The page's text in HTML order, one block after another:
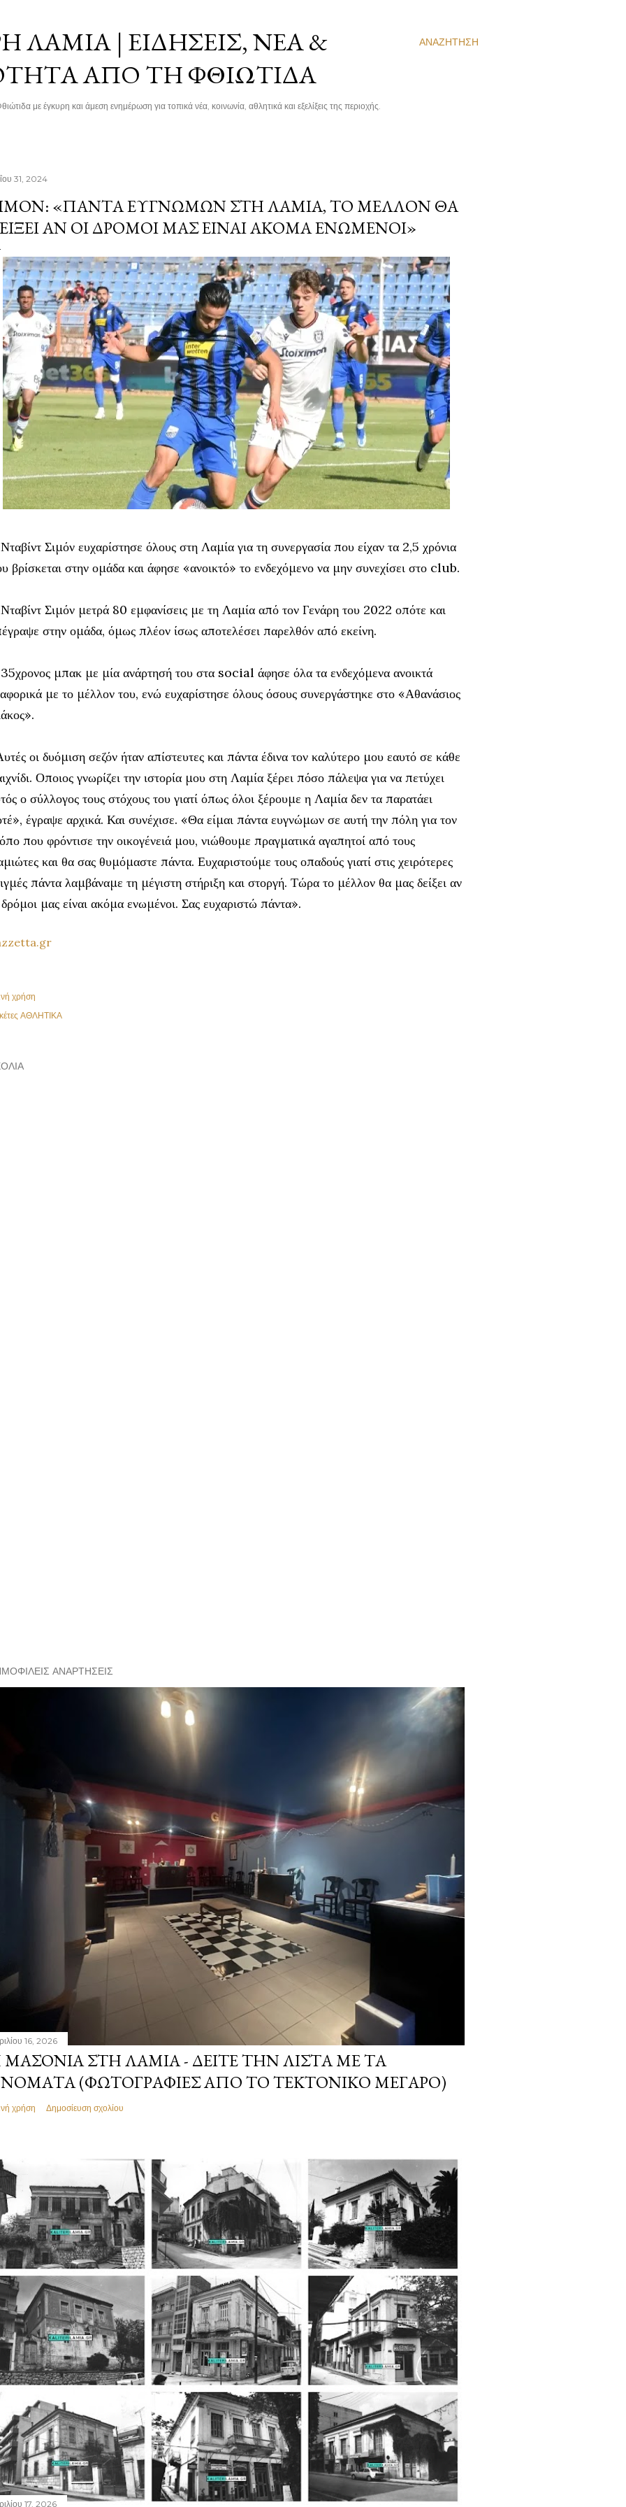
ΑΝΑΖΉΤΗΣΗ
ΛΑΜΊΑ | ΕΙΔΉΣΕΙΣ, ΝΈΑ &
ΑΠΌ ΤΗ ΦΘΙΏΤΙΔΑ
με έγκυρη και άμεση ενημέρωση για τοπικά νέα, κοινωνία, αθλητικά και εξελίξεις της περιοχής.
31, 2024
«ΠΆΝΤΑ ΕΥΓΝΏΜΩΝ ΣΤΗ ΛΑΜΊΑ, ΤΟ ΜΈΛΛΟΝ ΘΑ
ΑΝ ΟΙ ΔΡΌΜΟΙ ΜΑΣ ΕΊΝΑΙ ΑΚΌΜΑ ΕΝΩΜΈΝΟΙ»
Σιμόν ευχαρίστησε όλους στη Λαμία για τη συνεργασία που είχαν τα 2,5 χρόνια
βρίσκεται στην ομάδα και άφησε «ανοικτό» το ενδεχόμενο να μην συνεχίσει στο club.
Σιμόν μετρά 80 εμφανίσεις με τη Λαμία από τον Γενάρη του 2022 οπότε και
στην ομάδα, όμως πλέον ίσως αποτελέσει παρελθόν από εκείνη.
μπακ με μία ανάρτησή του στα social άφησε όλα τα ενδεχόμενα ανοικτά
με το μέλλον του, ενώ ευχαρίστησε όλους όσους συνεργάστηκε στο «Αθανάσιος
οι δυόμιση σεζόν ήταν απίστευτες και πάντα έδινα τον καλύτερο μου εαυτό σε κάθε
Οποιος γνωρίζει την ιστορία μου στη Λαμία ξέρει πόσο πάλεψα για να πετύχει
ο σύλλογος τους στόχους του γιατί όπως όλοι ξέρουμε η Λαμία δεν τα παρατάει
έγραψε αρχικά. Και συνέχισε. «Θα είμαι πάντα ευγνώμων σε αυτή την πόλη για τον
που φρόντισε την οικογένειά μου, νιώθουμε πραγματικά αγαπητοί από τους
και θα σας θυμόμαστε πάντα. Ευχαριστούμε τους οπαδούς γιατί στις χειρότερες
πάντα λαμβάναμε τη μέγιστη στήριξη και στοργή. Τώρα το μέλλον θα μας δείξει αν
δρόμοι μας είναι ακόμα ενωμένοι. Σας ευχαριστώ πάντα».
χρήση
ΑΘΛΗΤΙΚΑ
ΑΝΑΡΤΉΣΕΙΣ
16, 2026
ΣΤΗ ΛΑΜΊΑ - ΔΕΊΤΕ ΤΗΝ ΛΊΣΤΑ ΜΕ ΤΑ
(ΦΩΤΟΓΡΑΦΊΕΣ ΑΠΌ ΤΟ ΤΕΚΤΟΝΙΚΌ ΜΈΓΑΡΟ)
χρήση Δημοσίευση σχολίου
17, 2026